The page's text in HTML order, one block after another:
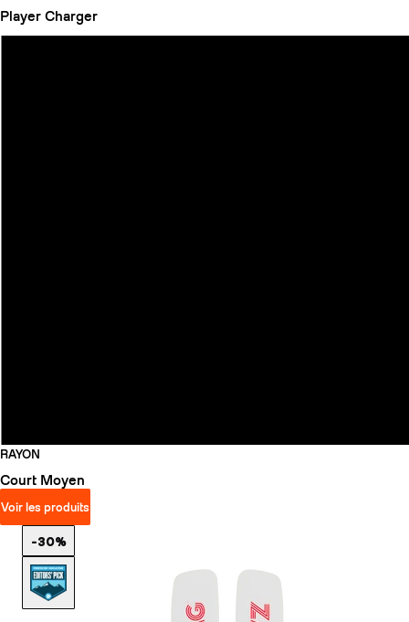
Player Charger
RAYON
Court Moyen
Voir les produits
-30%